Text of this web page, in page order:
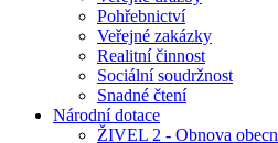
Pohřebnictví
Veřejné zakázky
Realitní činnost
Sociální soudržnost
Snadné čtení
Národní dotace
ŽIVEL 2 - Obnova